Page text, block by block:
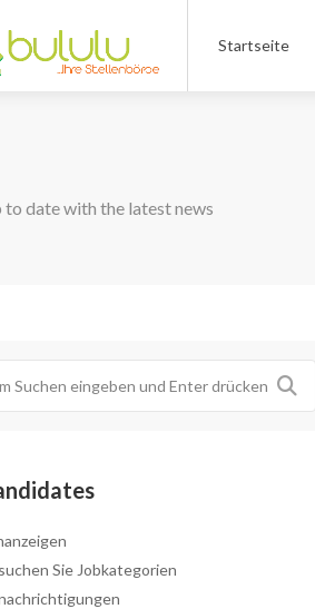
Startseite
to date with the latest news
Sie Jobkategorien